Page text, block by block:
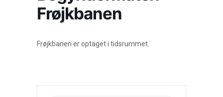
Frøjkbanen
Frøjkbanen er optaget i tidsrummet.